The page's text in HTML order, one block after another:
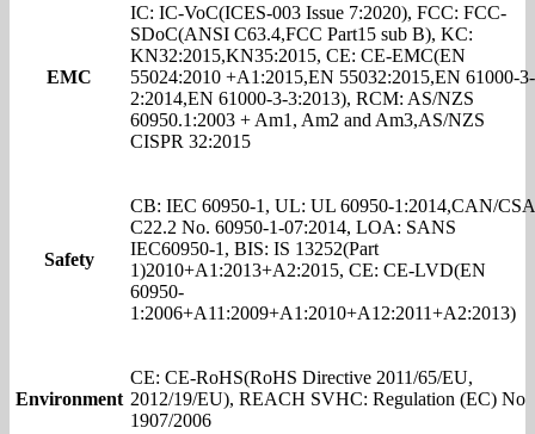
EMC
IC: IC-VoC(ICES-003 Issue 7:2020), FCC: FCC-
SDoC(ANSI C63.4,FCC Part15 sub B), KC:
KN32:2015,KN35:2015, CE: CE-EMC(EN
55024:2010 +A1:2015,EN 55032:2015,EN 61000-3-
2:2014,EN 61000-3-3:2013), RCM: AS/NZS
60950.1:2003 + Am1, Am2 and Am3,AS/NZS
CISPR 32:2015
Safety
CB: IEC 60950-1, UL: UL 60950-1:2014,CAN/CSA
C22.2 No. 60950-1-07:2014, LOA: SANS
IEC60950-1, BIS: IS 13252(Part
1)2010+A1:2013+A2:2015, CE: CE-LVD(EN
60950-
1:2006+A11:2009+A1:2010+A12:2011+A2:2013)
Environment
CE: CE-RoHS(RoHS Directive 2011/65/EU,
2012/19/EU), REACH SVHC: Regulation (EC) No
1907/2006